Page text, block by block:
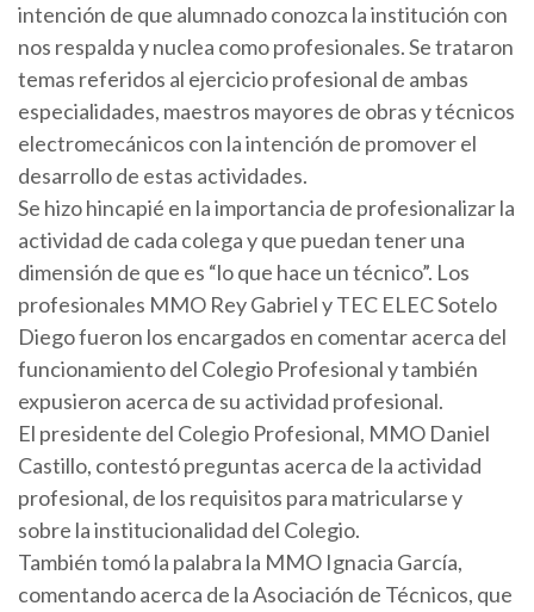
intención de que alumnado conozca la institución con
nos respalda y nuclea como profesionales. Se trataron
temas referidos al ejercicio profesional de ambas
especialidades, maestros mayores de obras y técnicos
electromecánicos con la intención de promover el
desarrollo de estas actividades.
Se hizo hincapié en la importancia de profesionalizar la
actividad de cada colega y que puedan tener una
dimensión de que es “lo que hace un técnico”. Los
profesionales MMO Rey Gabriel y TEC ELEC Sotelo
Diego fueron los encargados en comentar acerca del
funcionamiento del Colegio Profesional y también
expusieron acerca de su actividad profesional.
El presidente del Colegio Profesional, MMO Daniel
Castillo, contestó preguntas acerca de la actividad
profesional, de los requisitos para matricularse y
sobre la institucionalidad del Colegio.
También tomó la palabra la MMO Ignacia García,
comentando acerca de la Asociación de Técnicos, que